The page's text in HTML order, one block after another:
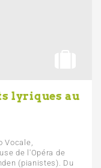
lyriques au
Vocale,
de l'Opéra de
(pianistes). Du